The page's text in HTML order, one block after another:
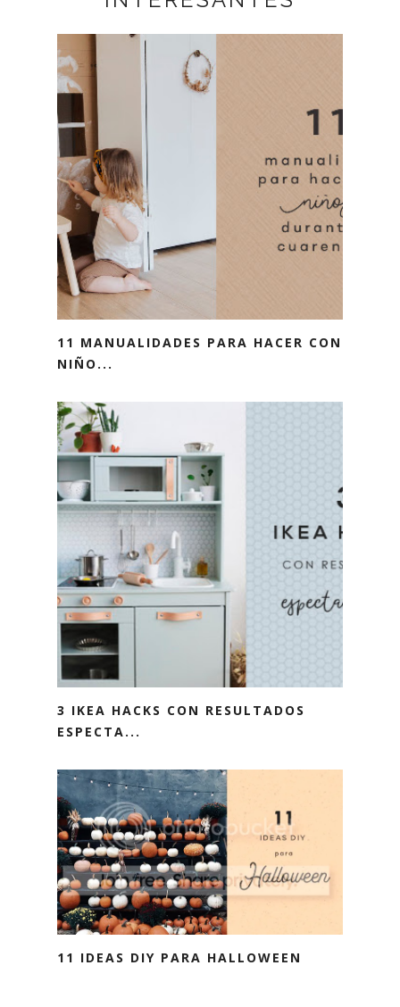
11 MANUALIDADES PARA HACER CON
NIÑO...
3 IKEA HACKS CON RESULTADOS
ESPECTA...
11 IDEAS DIY PARA HALLOWEEN